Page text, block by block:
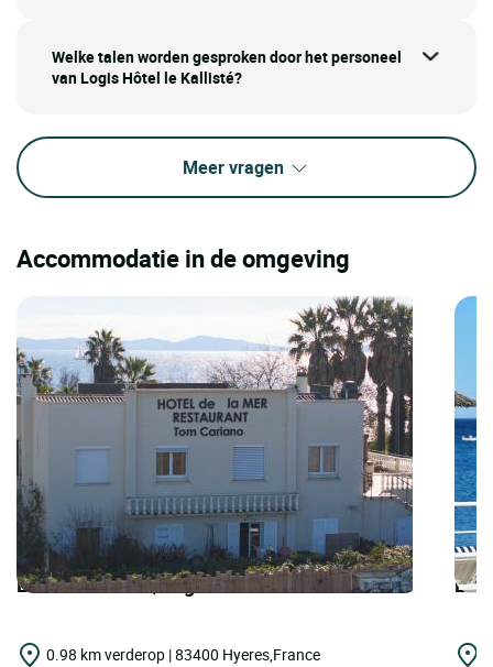
Welke talen worden gesproken door het personeel
van Logis Hôtel le Kallisté?
Meer vragen
Accommodatie in de omgeving
LOGIS HOTELS | Logis Hôtel de la Mer
0.98 km verderop | 83400 Hyeres,France